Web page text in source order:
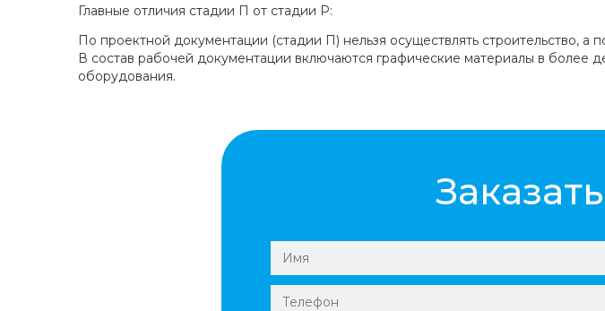
Главные отличия стадии П от стадии Р:
По проектной документации (стадии П) нельзя осуществлять строительство,
В состав рабочей документации включаются графические материалы в
оборудования.